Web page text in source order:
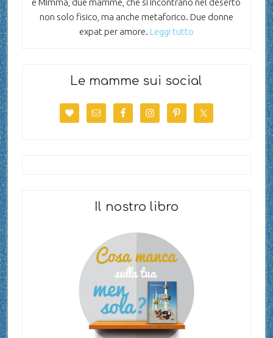
e Mimma, due mamme, che si incontrano nel deserto
non solo fisico, ma anche metaforico. Due donne
expat per amore. Leggi tutto
Le mamme sui social
Il nostro libro